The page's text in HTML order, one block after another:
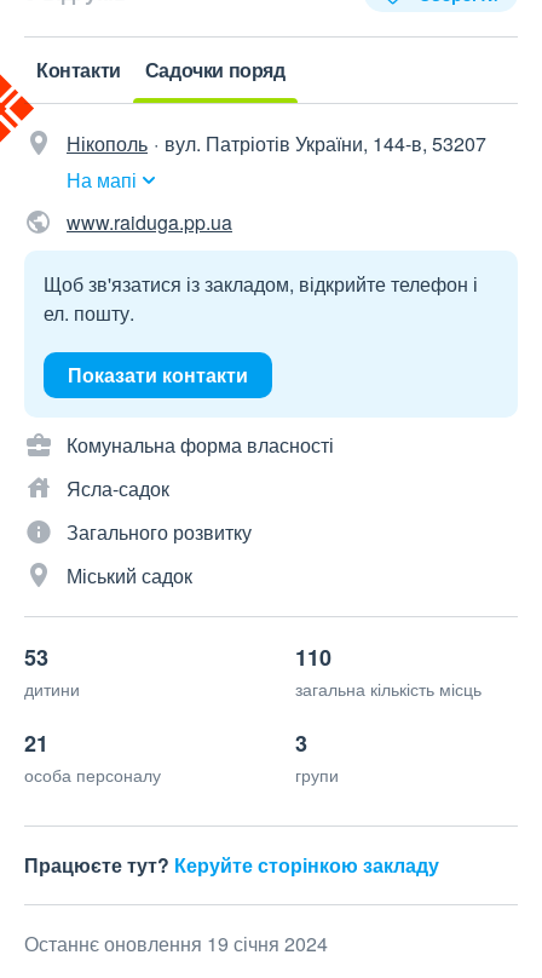
Контакти Садочки поряд
Нікополь
вул. Патріотів України, 144-в, 53207
На мапі
www.raiduga.pp.ua
Щоб зв'язатися із закладом, відкрийте телефон і
ел. пошту.
Показати контакти
Комунальна форма власності
Ясла-садок
Загального розвитку
Міський садок
53
дитини
110
загальна кількість місць
21
особа персоналу
3
групи
Працюєте тут? Керуйте сторінкою закладу
Останнє оновлення 19 січня 2024